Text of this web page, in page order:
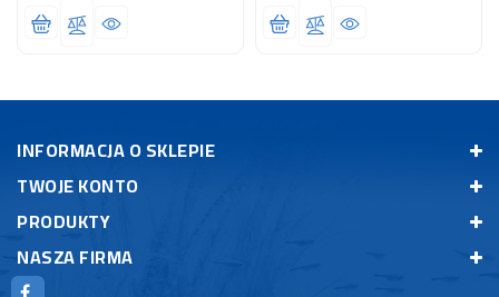
INFORMACJA O SKLEPIE
TWOJE KONTO
PRODUKTY
NASZA FIRMA